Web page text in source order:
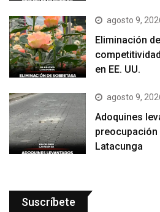
agosto 9,
Eliminación
en EE. UU.
agosto 9,
Adoquines
preocupación
Latacunga
Suscríbete